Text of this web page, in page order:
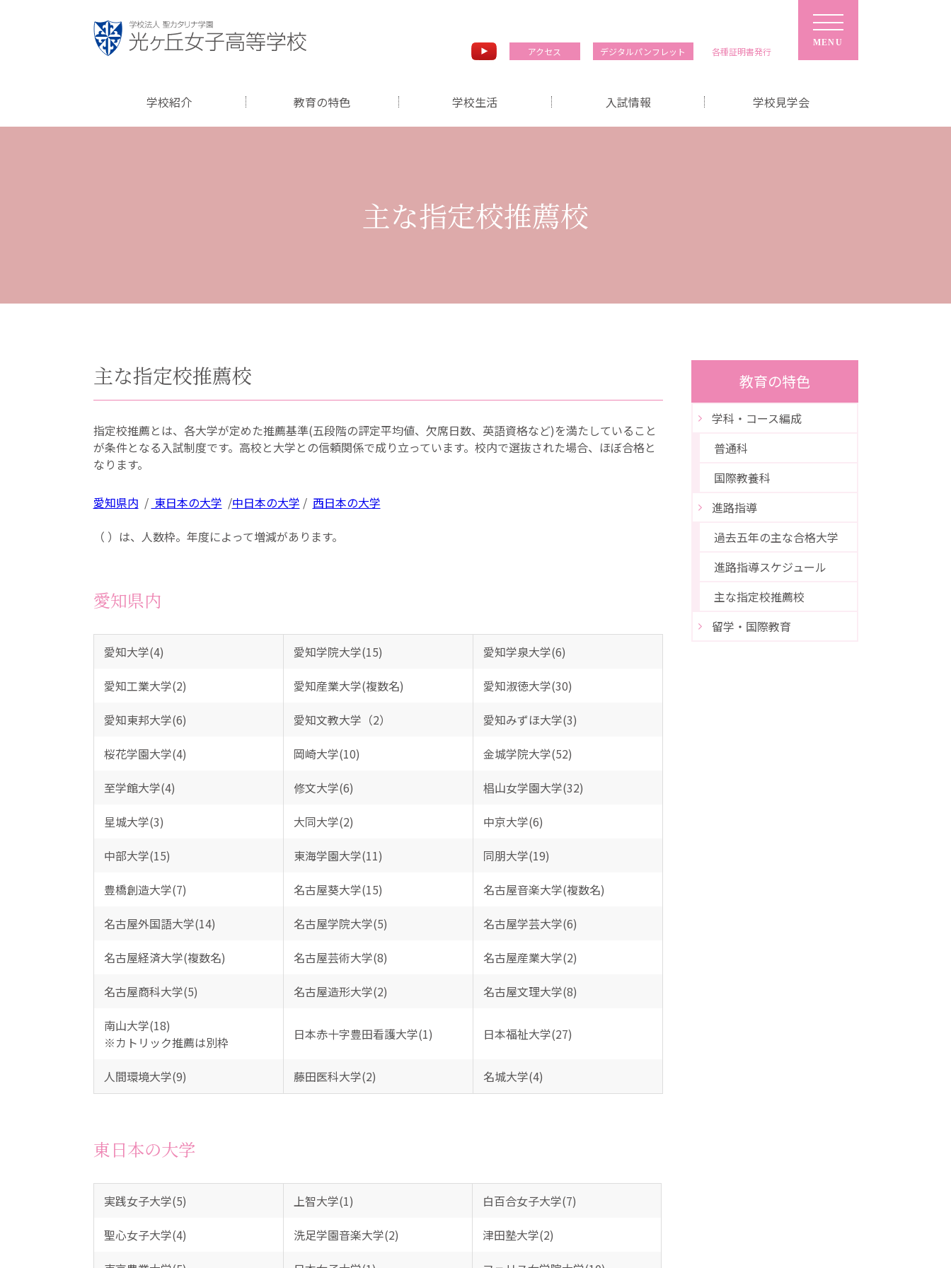
アクセス デジタルパンフレット 各種証明書発行
MENU
学校紹介 教育の特色 学校生活 入試情報 学校見学会
主な指定校推薦校
主な指定校推薦校
指定校推薦とは、各大学が定めた推薦基準(五段階の評定平均値、欠席日数、英語資格など)を満たしていること
が条件となる入試制度です。高校と大学との信頼関係で成り立っています。校内で選抜された場合、ほぼ合格と
なります。
愛知県内 / 東日本の大学 /中日本の大学 / 西日本の大学
（ ）は、人数枠。年度によって増減があります。
愛知県内
愛知大学(4) 愛知学院大学(15)
愛知学泉大学(6)
愛知工業大学(2)
愛知産業大学(複数名)
愛知淑徳大学(30)
愛知東邦大学(6)
愛知文教大学（2）
愛知みずほ大学(3)
桜花学園大学(4)
岡崎大学(10)
金城学院大学(52)
至学館大学(4)
修文大学(6)
椙山女学園大学(32)
星城大学(3)
大同大学(2)
中京大学(6)
中部大学(15)
東海学園大学(11)
同朋大学(19)
豊橋創造大学(7)
名古屋葵大学(15)
名古屋音楽大学(複数名)
名古屋外国語大学(14)
名古屋学院大学(5)
名古屋学芸大学(6)
名古屋経済大学(複数名)
名古屋芸術大学(8)
名古屋産業大学(2)
名古屋商科大学(5)
名古屋造形大学(2)
名古屋文理大学(8)
南山大学(18)
※カトリック推薦は別枠
日本赤十字豊田看護大学(1) 日本福祉大学(27)
人間環境大学(9) 藤田医科大学(2) 名城大学(4)
東日本の大学
実践女子大学(5) 上智大学(1)
白百合女子大学(7)
聖心女子大学(4)
洗足学園音楽大学(2)
津田塾大学(2)
教育の特色
学科・コース編成
普通科
国際教養科
進路指導
過去五年の主な合格大学
進路指導スケジュール
主な指定校推薦校
留学・国際教育